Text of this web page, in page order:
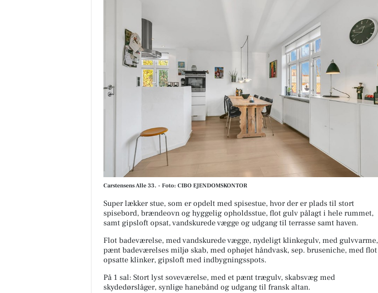
Carstensens Alle 33. - Foto: CIBO EJENDOMSKONTOR
Super lækker stue, som er opdelt med spisestue, hvor der er plads til stort
spisebord, brændeovn og hyggelig opholdsstue, flot gulv pålagt i hele rummet,
samt gipsloft opsat, vandskurede vægge og udgang til terrasse samt haven.
Flot badeværelse, med vandskurede vægge, nydeligt klinkegulv, med gulvvarme,
pænt badeværelses miljø skab, med ophøjet håndvask, sep. bruseniche, med flot
opsatte klinker, gipsloft med indbygningsspots.
På 1 sal: Stort lyst soveværelse, med et pænt trægulv, skabsvæg med
skydedørslåger, synlige hanebånd og udgang til fransk altan.